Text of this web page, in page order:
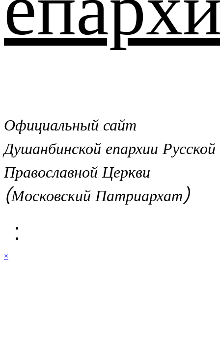
Официальный сайт
Душанбинской епархии Русской
Православной Церкви
(Московский Патриархат)
×